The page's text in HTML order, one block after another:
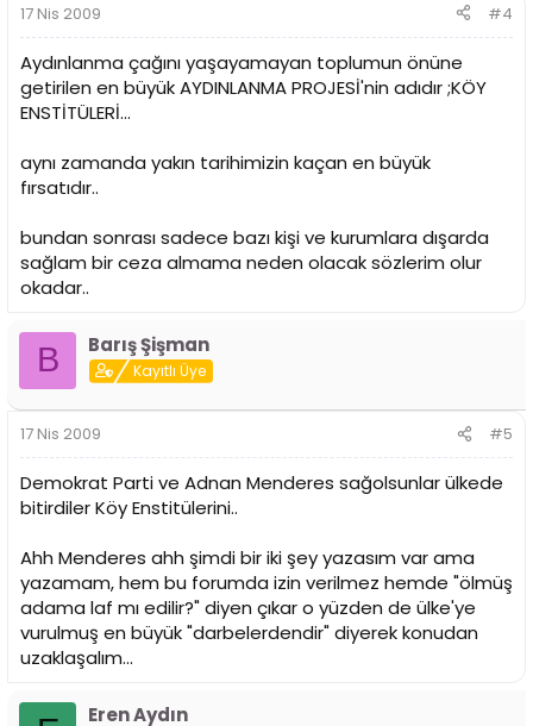
17 Nis 2009 #4
Aydınlanma çağını yaşayamayan toplumun önüne
getirilen en büyük AYDINLANMA PROJESİ'nin adıdır ;KÖY
ENSTİTÜLERİ...
aynı zamanda yakın tarihimizin kaçan en büyük
fırsatıdır..
bundan sonrası sadece bazı kişi ve kurumlara dışarda
sağlam bir ceza almama neden olacak sözlerim olur
okadar..
B Barış Şişman
Kayıtlı Üye
17 Nis 2009 #5
Demokrat Parti ve Adnan Menderes sağolsunlar ülkede
bitirdiler Köy Enstitülerini..
Ahh Menderes ahh şimdi bir iki şey yazasım var ama
yazamam, hem bu forumda izin verilmez hemde "ölmüş
adama laf mı edilir?" diyen çıkar o yüzden de ülke'ye
vurulmuş en büyük "darbelerdendir" diyerek konudan
uzaklaşalım...
Eren Aydın